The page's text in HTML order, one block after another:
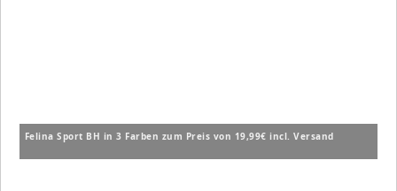
Felina Sport BH in 3 Farben zum Preis von 19,99€ incl. Versand